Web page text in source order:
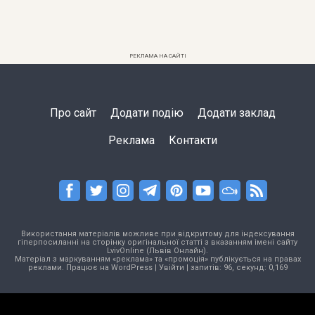
РЕКЛАМА НА САЙТІ
Про сайт Додати подію Додати заклад
Реклама Контакти
Використання матеріалів можливе при відкритому для індексування
гіперпосиланні на сторінку оригінальної статті з вказанням імені сайту
LvivOnline (Львів Онлайн).
Матеріал з маркуванням «реклама» та «промоція» публікується на правах
реклами. Працює на WordPress| Увійти | запитів: 96, секунд: 0,169